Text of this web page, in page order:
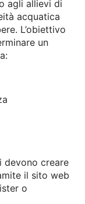
agli allievi di
acquatica
L’obiettivo
un
devono creare
il sito web
o